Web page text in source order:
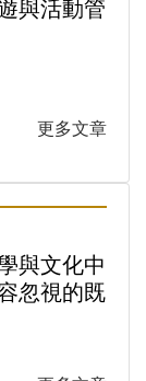
與活動管
更多文章
與文化中
忽視的既
覺結
1980》